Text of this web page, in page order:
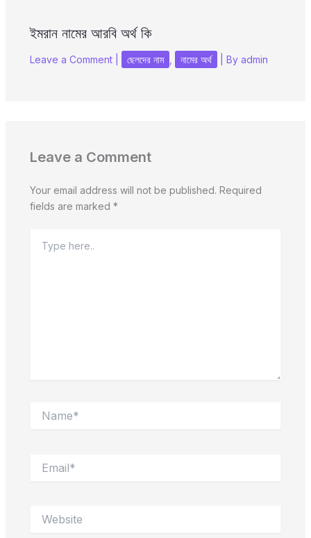
ইমরান নামের আরবি অর্থ কি
Leave a Comment ছেলদের নাম নামের অর্থ | By admin
Leave a Comment
Your email address will not be published. Required
fields are marked *
here..